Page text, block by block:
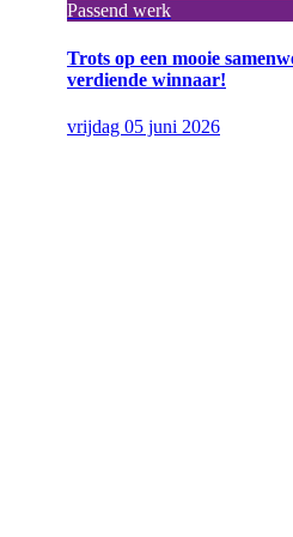
Passend werk
Trots op een mooie
verdiende winnaar!
vrijdag 05 juni 2026